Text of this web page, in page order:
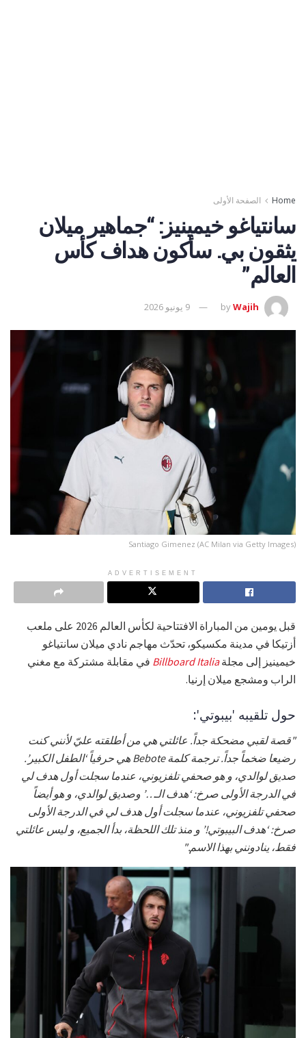
Home الصفحة الأولى
سانتياغو خيمينيز: “جماهير ميلان
يثقون بي. سأكون هداف كأس
العالم”
byWajih 9 يونيو 2026
Santiago Gimenez (AC Milan via Getty Images)
ADVERTISEMENT
قبل يومين من المباراة الافتتاحية لكأس العالم 2026 على ملعب
أزتيكا في مدينة مكسيكو، تحدّث مهاجم نادي ميلان سانتياغو
خيمينيز إلى مجلةBillboard Italia في مقابلة مشتركة مع مغني
الراب ومشجع ميلان إرنيا.
حول تلقيبه 'بيبوتي':
"قصة لقبي مضحكة جداً. عائلتي هي من أطلقته عليّ لأنني كنت
رضيعا ضخماً جداً. ترجمة كلمة Bebote هي حرفياً ‘الطفل الكبير’.
صديق لوالدي، و هو صحفي تلفزيوني، عندما سجلت أول هدف لي
في الدرجة الأولى صرخ: ‘هدف الـ…’ وصديق لوالدي، و هو أيضاً
صحفي تلفزيوني، عندما سجلت أول هدف لي في الدرجة الأولى
صرخ: ‘هدف البيبوتي!’ و منذ تلك اللحظة، بدأ الجميع، و ليس عائلتي
فقط، ينادونني بهذا الاسم."